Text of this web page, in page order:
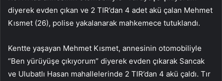
diyerek evden çıkan ve 2 TIR’dan 4 adet akü çalan Mehmet
Kısmet (26), polise yakalanarak mahkemece tutuklandı.
Kentte yaşayan Mehmet Kısmet, annesinin otomobiliyle
“Ben yürüyüşe çıkıyorum” diyerek evden çıkarak Sancak
ve Ulubatlı Hasan mahallelerinde 2 TIR’dan 4 akü çaldı. Tır